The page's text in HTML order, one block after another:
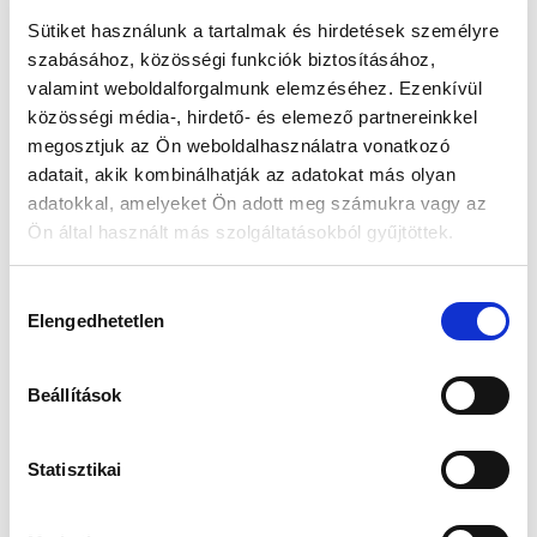
Sütiket használunk a tartalmak és hirdetések személyre
szabásához, közösségi funkciók biztosításához,
valamint weboldalforgalmunk elemzéséhez. Ezenkívül
közösségi média-, hirdető- és elemező partnereinkkel
megosztjuk az Ön weboldalhasználatra vonatkozó
adatait, akik kombinálhatják az adatokat más olyan
adatokkal, amelyeket Ön adott meg számukra vagy az
Ön által használt más szolgáltatásokból gyűjtöttek.
kiválasztása
Elengedhetetlen
Beállítások
Statisztikai
Guess JUBE02244JWRHT
Női Fülbevaló - Color My
Értéke: 13 990 Ft
Edelwolle 923 Fekete
Varrott Óratartó Doboz 6
Értéke: 13 990 Ft
Válassz egyet, majd kattints a Kosárba gombra! Ha most kihagyod, a
fizetésnél is választhatsz.
Kapcsolodó termék(ek)
-5 %